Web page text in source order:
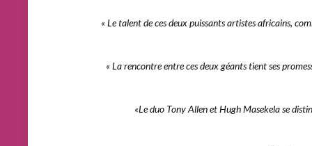
« Le talent de ces deux puissants artistes africains,
« La rencontre entre ces deux géants tient ses
«Le duo Tony Allen et Hugh Masekela se